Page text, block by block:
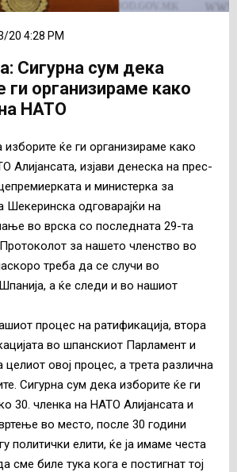
20 4:28 PM
Сигурна сум дека
ги организираме како
НАТО
ќе ги организираме како
Алијансата, изјави денеска на прес-
и министерка за
одговарајќи на
во врска со последната 29-та
за нашето членство во
треба да се случи во
а ќе следи и во нашиот
процес на ратификација, втора
во шпанскиот Парламент и
овој процес, а трета различна
Сигурна сум дека изборите ќе ги
30. членка на НАТО Алијансата и
во место, после 30 години
политички елити, ќе ја имаме честа
сме биле тука кога е постигнат тој